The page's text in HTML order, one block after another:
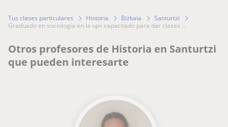
Tus clases particulares Historia Bizkaia
Santurtzi
graduado en sociología en la upv capacitado para dar clases ...
Otros profesores de Historia en Santurtzi
que pueden interesarte